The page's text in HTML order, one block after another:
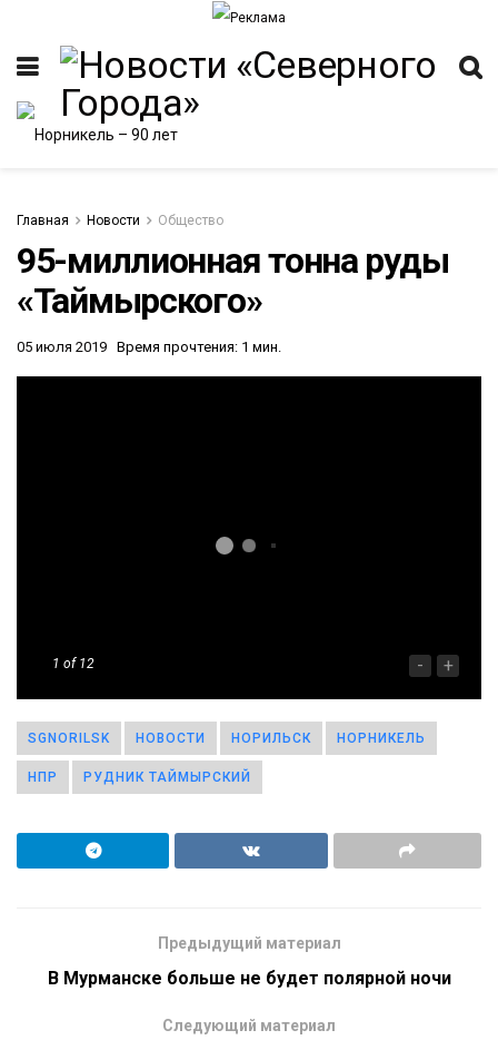
Главная Новости Общество
95-миллионная тонна руды
«Таймырского»
05 июля 2019 Время прочтения: 1 мин.
1 of 12 - +
SGNORILSK НОВОСТИ НОРИЛЬСК НОРНИКЕЛЬ
НПР РУДНИК ТАЙМЫРСКИЙ
Предыдущий материал
В Мурманске больше не будет полярной ночи
Следующий материал